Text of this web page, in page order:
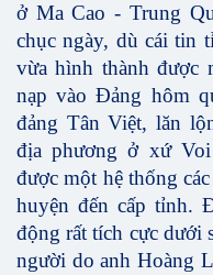
ở Ma Cao - Trung
chục ngày, dù cái tin
vừa hình thành được
nạp vào Đảng hôm
đảng Tân Việt, lăn
địa phương ở xứ
được một hệ thống
huyện đến cấp tỉnh.
động rất tích cực dưới
người do anh Hoàng